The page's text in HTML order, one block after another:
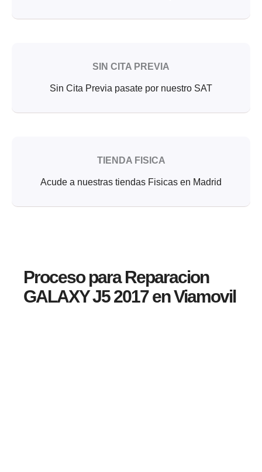
SIN CITA PREVIA
Sin Cita Previa pasate por nuestro SAT
TIENDA FISICA
Acude a nuestras tiendas Fisicas en Madrid
Proceso para Reparacion
GALAXY J5 2017 en Viamovil